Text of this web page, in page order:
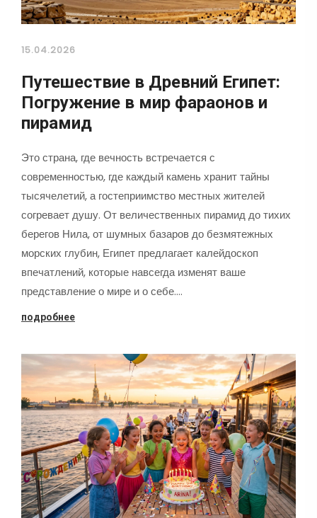
15.04.2026
Путешествие в Древний Египет:
Погружение в мир фараонов и
пирамид
Это страна, где вечность встречается с
современностью, где каждый камень хранит тайны
тысячелетий, а гостеприимство местных жителей
согревает душу. От величественных пирамид до тихих
берегов Нила, от шумных базаров до безмятежных
морских глубин, Египет предлагает калейдоскоп
впечатлений, которые навсегда изменят ваше
представление о мире и о себе.…
подробнее